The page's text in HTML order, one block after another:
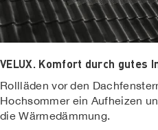
VELUX. Komfort durch gutes
Rollläden vor den
Hochsommer ein Aufheizen
die Wärmedämmung.